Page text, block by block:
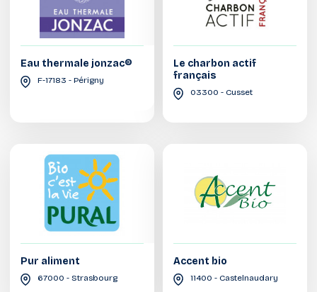
Eau thermale jonzac®
F-17183 - Périgny
Le charbon actif
français
03300 - Cusset
Pur aliment
67000 - Strasbourg
Accent bio
11400 - Castelnaudary